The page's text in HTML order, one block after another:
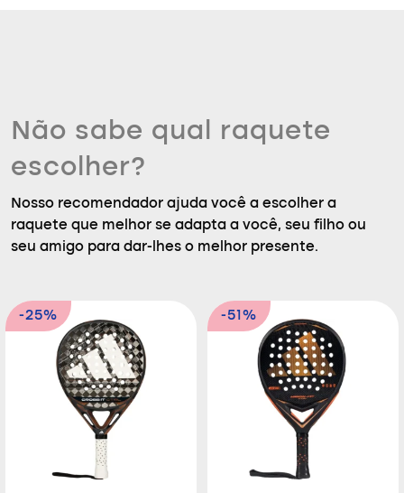
Não sabe qual raquete
escolher?
Nosso recomendador ajuda você a escolher a
raquete que melhor se adapta a você, seu filho ou
seu amigo para dar-lhes o melhor presente.
-25% -51%